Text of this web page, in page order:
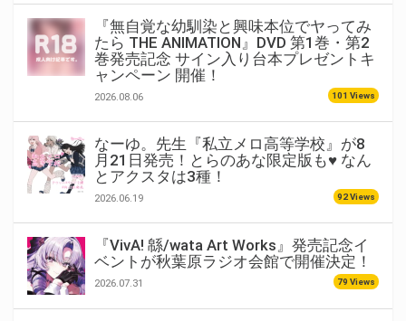
『無自覚な幼馴染と興味本位でヤってみ
たら THE ANIMATION』DVD 第1巻・第2
巻発売記念 サイン入り台本プレゼントキ
ャンペーン 開催！
2026.08.06 101 Views
なーゆ。先生『私立メロ高等学校』が8
月21日発売！とらのあな限定版も♥ なん
とアクスタは3種！
2026.06.19 92 Views
『VivA! 緜/wata Art Works』発売記念イ
ベントが秋葉原ラジオ会館で開催決定！
2026.07.31 79 Views